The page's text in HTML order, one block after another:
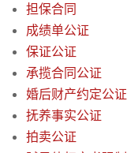
担保合同
成绩单公证
保证公证
承揽合同公证
婚后财产约定公证
抚养事实公证
拍卖公证